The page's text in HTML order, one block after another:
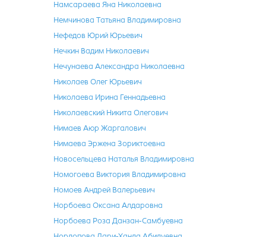
Намсараева Яна Николаевна
Немчинова Татьяна Владимировна
Нефедов Юрий Юрьевич
Нечкин Вадим Николаевич
Нечунаева Александра Николаевна
Николаев Олег Юрьевич
Николаева Ирина Геннадьевна
Николаевский Никита Олегович
Нимаев Аюр Жаргалович
Нимаева Эржена Зориктоевна
Новосельцева Наталья Владимировна
Номогоева Виктория Владимировна
Номоев Андрей Валерьевич
Норбоева Оксана Алдаровна
Норбоева Роза Данзан-Самбуевна